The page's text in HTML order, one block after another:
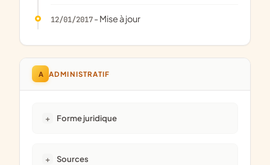
12/01/2017- Mise à jour
A ADMINISTRATIF
Forme juridique
Sources